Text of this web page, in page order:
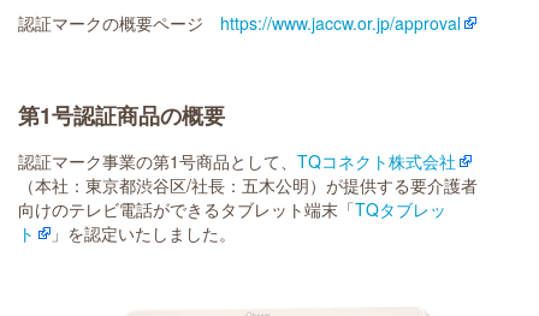
認証マークの概要ページ https://www.jaccw.or.jp/approval
第1号認証商品の概要
認証マーク事業の第1号商品として、 TQコネクト株式会社
（本社：東京都渋谷区/社長：五木公明）が提供する要介護者
向けのテレビ電話ができるタブレット端末「TQタブレッ
ト
」を認定いたしました。